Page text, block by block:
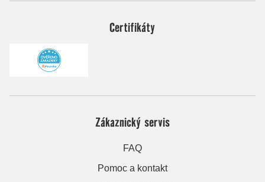
Certifikáty
Zákaznický servis
FAQ
Pomoc a kontakt